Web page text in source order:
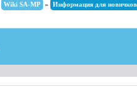
Wiki SA-MP » Информация для новичков